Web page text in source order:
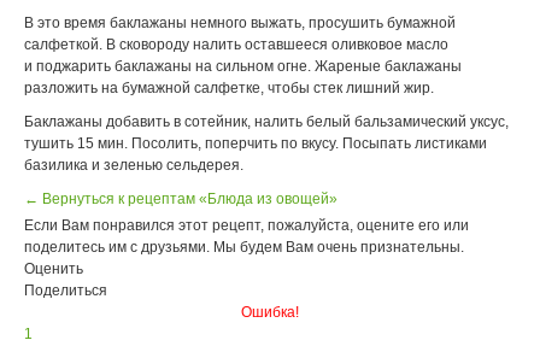
В это время баклажаны немного выжать, просушить бумажной
салфеткой. В сковороду налить оставшееся оливковое масло
и поджарить баклажаны на сильном огне. Жареные баклажаны
разложить на бумажной салфетке, чтобы стек лишний жир.
Баклажаны добавить в сотейник, налить белый бальзамический уксус,
тушить 15 мин. Посолить, поперчить по вкусу. Посыпать листиками
базилика и зеленью сельдерея.
← Вернуться к рецептам «Блюда из овощей»
Если Вам понравился этот рецепт, пожалуйста, оцените его или
поделитесь им с друзьями. Мы будем Вам очень признательны.
Оценить
Поделиться
Ошибка!
1